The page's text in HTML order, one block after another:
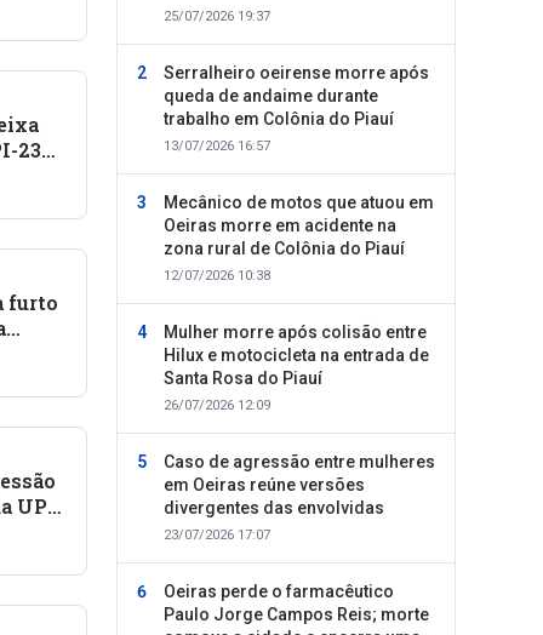
236,
furto
UPA
25/07/2026 19:37
Serralheiro oeirense morre após
queda de andaime durante
trabalho em Colônia do Piauí
13/07/2026 16:57
Mecânico de motos que atuou em
Oeiras morre em acidente na
zona rural de Colônia do Piauí
12/07/2026 10:38
Mulher morre após colisão entre
Hilux e motocicleta na entrada de
Santa Rosa do Piauí
26/07/2026 12:09
Caso de agressão entre mulheres
em Oeiras reúne versões
divergentes das envolvidas
23/07/2026 17:07
Oeiras perde o farmacêutico
Paulo Jorge Campos Reis; morte